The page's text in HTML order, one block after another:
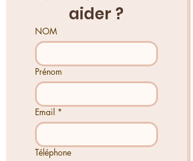
aider ?
NOM
Prénom
Email *
Téléphone